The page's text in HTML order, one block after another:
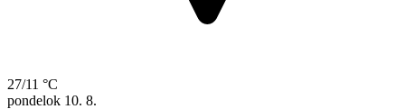
27/11 °C
pondelok 10. 8.